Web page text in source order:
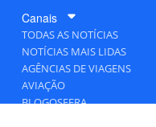
Canais
TODAS AS NOTÍCIAS
NOTÍCIAS MAIS LIDAS
AGÊNCIAS DE VIAGENS
AVIAÇÃO
BLOGOSFERA